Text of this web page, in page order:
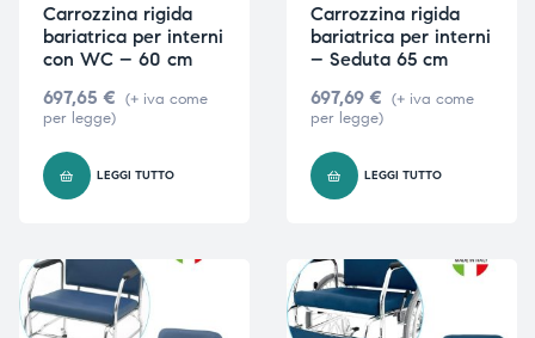
Carrozzina rigida
bariatrica per interni
con WC – 60 cm
697,65 € (+ iva come
per legge)
LEGGI TUTTO
Carrozzina rigida
bariatrica per interni
– Seduta 65 cm
697,69 € (+ iva come
per legge)
LEGGI TUTTO